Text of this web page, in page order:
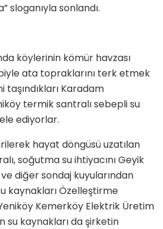
sloganıyla sonlandı.
köylerinin kömür havzası
ata topraklarını terk etmek
taşındıkları Karadam
termik santralı sebepli su
ediyorlar.
hayat döngüsü uzatılan
soğutma su ihtiyacını Geyik
ve diğer sondaj kuyularından
kaynakları Özelleştirme
Kemerköy Elektrik Üretim
su kaynakları da şirketin